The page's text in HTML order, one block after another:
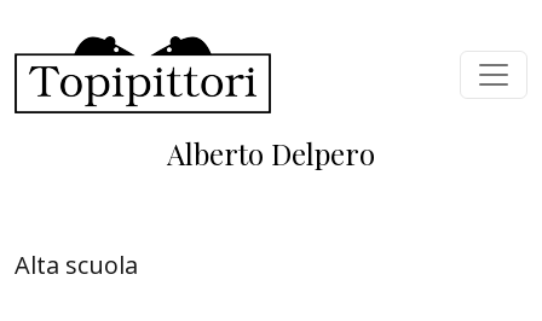
Alberto Delpero
Alta scuola